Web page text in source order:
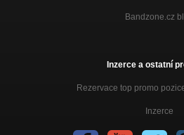
Bandzone.cz
Inzerce a ostatní
Rezervace top promo
Inzerce